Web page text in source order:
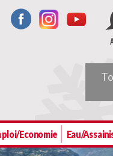
Economie Eau/